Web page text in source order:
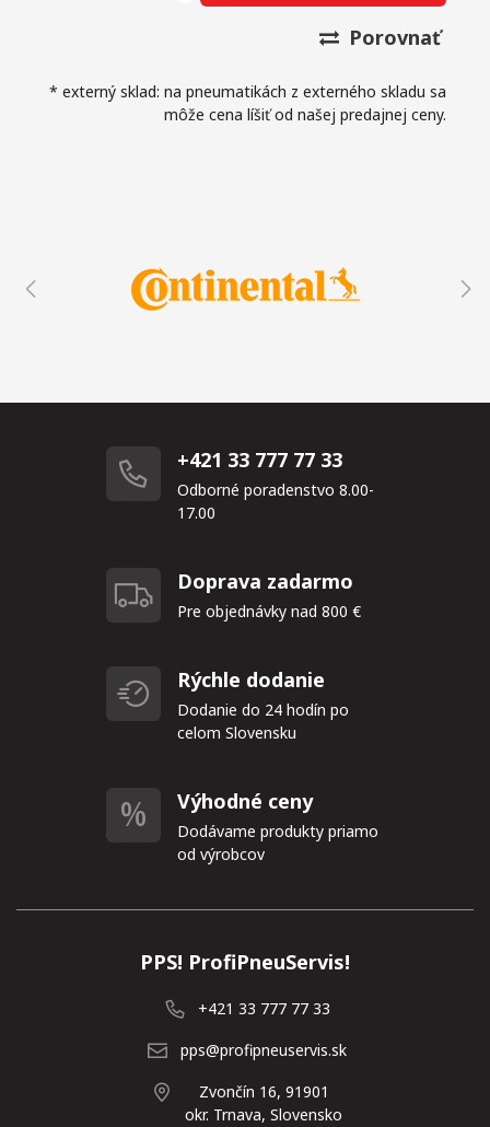
Porovnať
* externý sklad: na pneumatikách z externého skladu sa
môže cena líšiť od našej predajnej ceny.
+421 33 777 77 33
Odborné poradenstvo 8.00-
17.00
Doprava zadarmo
Pre objednávky nad 800 €
Rýchle dodanie
Dodanie do 24 hodín po
celom Slovensku
Výhodné ceny
Dodávame produkty priamo
od výrobcov
PPS! ProfiPneuServis!
+421 33 777 77 33
pps@profipneuservis.sk
Zvončín 16, 91901
okr. Trnava, Slovensko